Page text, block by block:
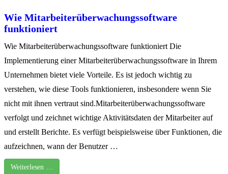
Wie Mitarbeiterüberwachungssoftware
funktioniert
Wie Mitarbeiterüberwachungssoftware funktioniert Die
Implementierung einer Mitarbeiterüberwachungssoftware in Ihrem
Unternehmen bietet viele Vorteile. Es ist jedoch wichtig zu
verstehen, wie diese Tools funktionieren, insbesondere wenn Sie
nicht mit ihnen vertraut sind.Mitarbeiterüberwachungssoftware
verfolgt und zeichnet wichtige Aktivitätsdaten der Mitarbeiter auf
und erstellt Berichte. Es verfügt beispielsweise über Funktionen, die
aufzeichnen, wann der Benutzer …
Weiterlesen …